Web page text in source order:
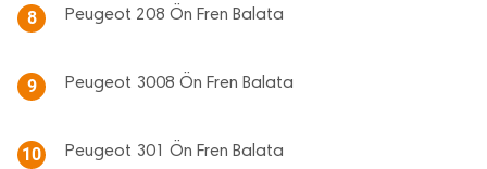
8 Peugeot 208 Ön Fren Balata
9 Peugeot 3008 Ön Fren Balata
10 Peugeot 301 Ön Fren Balata